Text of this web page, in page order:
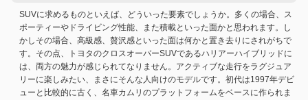
SUVに求めるものといえば、どういった要素でしょうか。多くの場合、ス
ポーティーやドライビング性能、また積載といった面かと思われます。し
かしその場合、高級感、贅沢感といった面は何かと置き去りにされがちで
す。その点、トヨタのクロスオーバーSUVであるハリアーハイブリッドに
は、両方の魅力が感じられてなりません。アクティブな走行をラグジュア
リーに楽しみたい、まさにそんな人向けのモデルです。初代は1997年デビ
ューと比較的に古く、名車カムリのプラットフォームをベースに作られま